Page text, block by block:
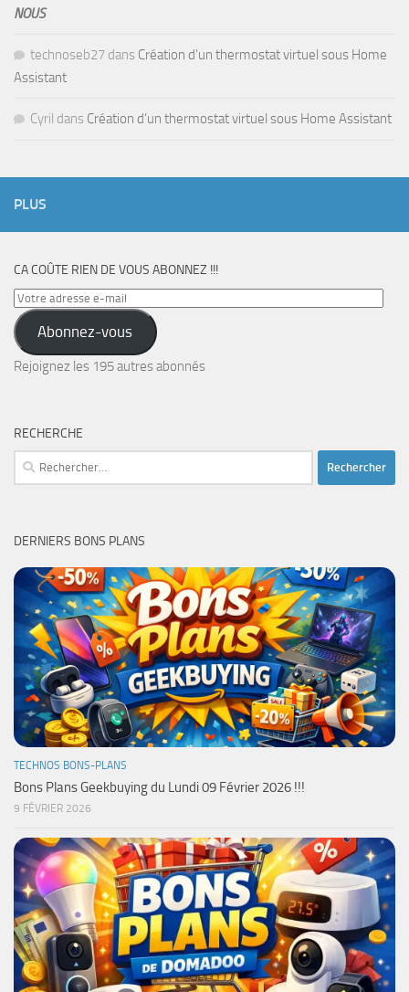
NOUS
technoseb27 dans Création d’un thermostat virtuel sous Home
Assistant
Cyril dans Création d’un thermostat virtuel sous Home Assistant
PLUS
CA COÛTE RIEN DE VOUS ABONNEZ !!!
Votre
adresse
e-
mail
Abonnez-vous
Rejoignez les 195 autres abonnés
RECHERCHE
Rechercher :
DERNIERS BONS PLANS
TECHNOS BONS-PLANS
Bons Plans Geekbuying du Lundi 09 Février 2026 !!!
9 FÉVRIER 2026